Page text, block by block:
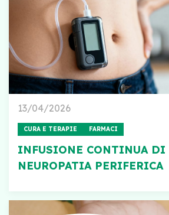
13/04/2026
CURA E TERAPIE FARMACI
INFUSIONE CONTINUA DI
NEUROPATIA PERIFERICA